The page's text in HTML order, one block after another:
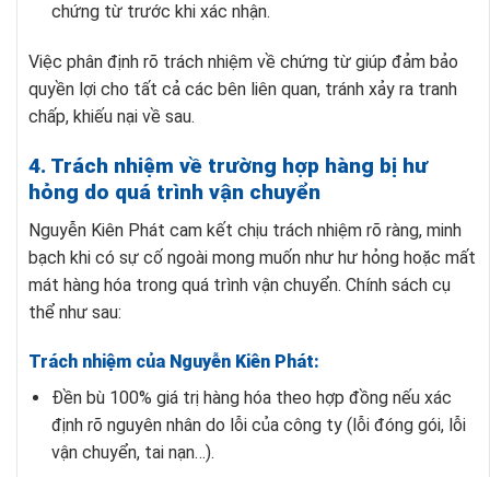
chứng từ trước khi xác nhận.
Việc phân định rõ trách nhiệm về chứng từ giúp đảm bảo
quyền lợi cho tất cả các bên liên quan, tránh xảy ra tranh
chấp, khiếu nại về sau.
4. Trách nhiệm về trường hợp hàng bị hư
hỏng do quá trình vận chuyển
Nguyễn Kiên Phát cam kết chịu trách nhiệm rõ ràng, minh
bạch khi có sự cố ngoài mong muốn như hư hỏng hoặc mất
mát hàng hóa trong quá trình vận chuyển. Chính sách cụ
thể như sau:
Trách nhiệm của Nguyễn Kiên Phát:
Đền bù 100% giá trị hàng hóa theo hợp đồng nếu xác
định rõ nguyên nhân do lỗi của công ty (lỗi đóng gói, lỗi
vận chuyển, tai nạn…).